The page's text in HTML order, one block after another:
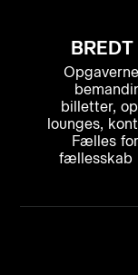
billetter,
lounges,
Fælles
fællesskab